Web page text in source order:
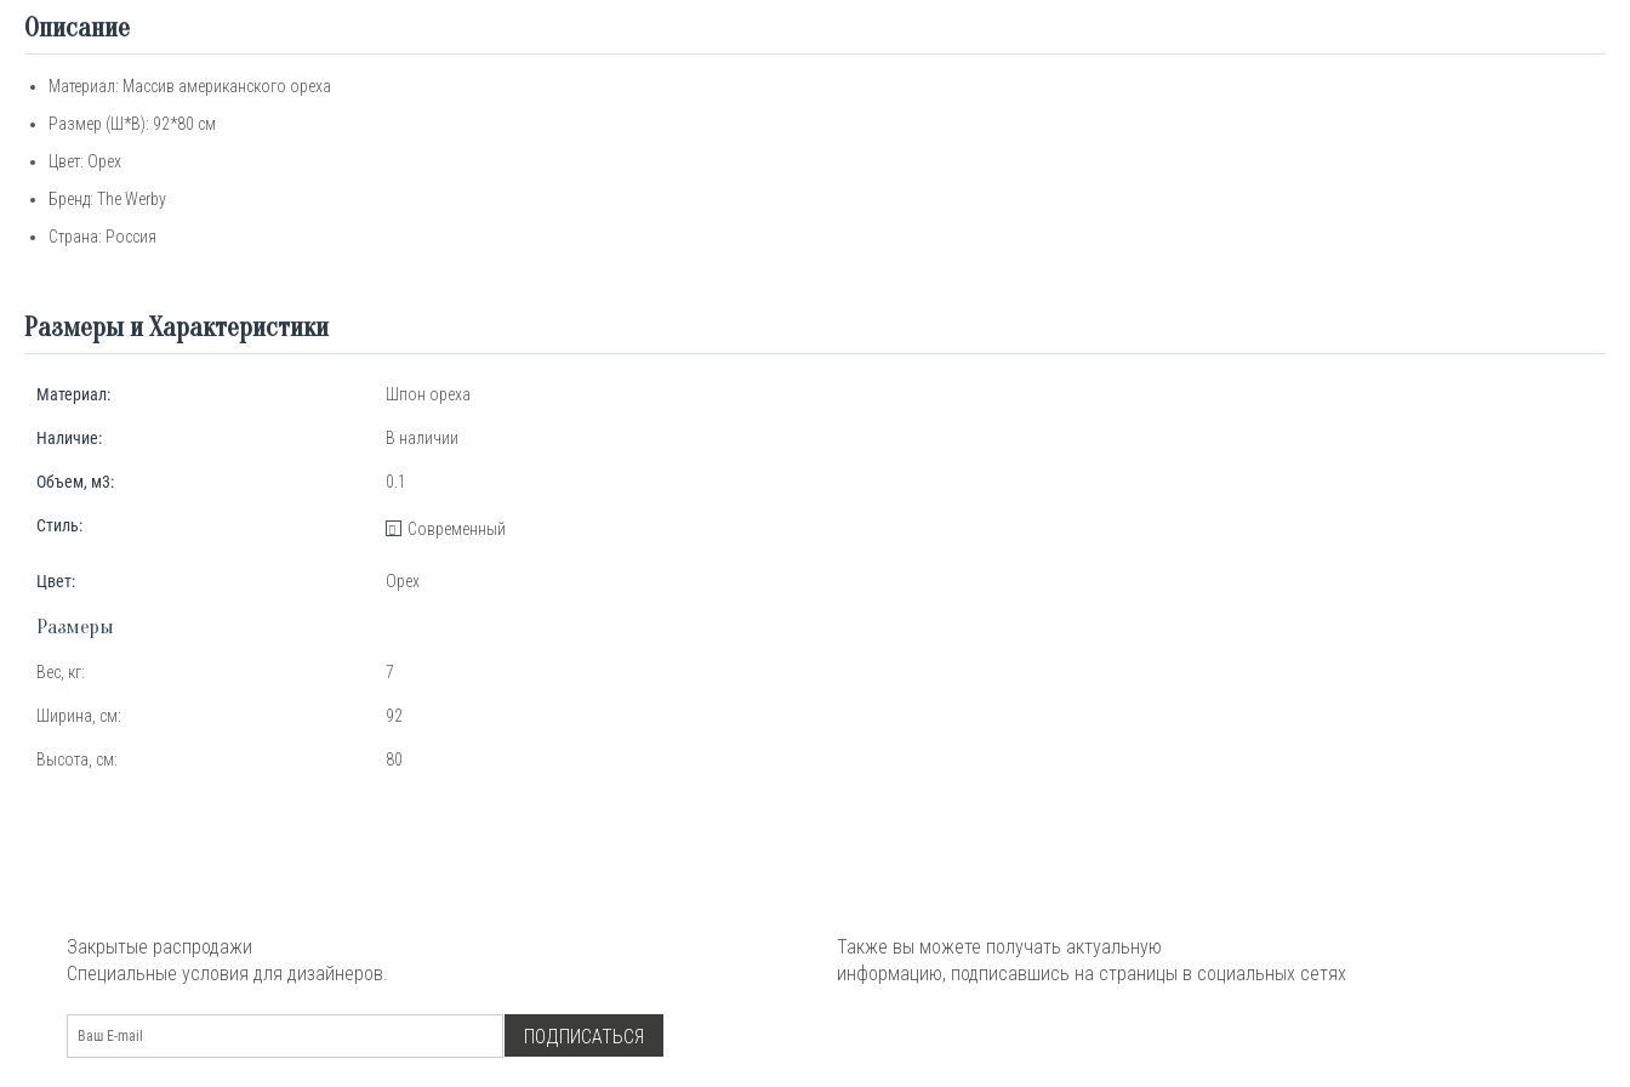
Описание
Материал: Массив американского ореха
Размер (Ш*В): 92*80 см
Цвет: Орех
Бренд: TheWerby
Страна: Россия
Размеры и Характеристики
Материал: Шпон ореха
Наличие: В наличии
Объем, м3: 0.1
Стиль: Современный
Цвет: Орех
Размеры
Вес, кг: 7
Ширина, см: 92
Высота, см: 80
Закрытые распродажи
Специальные условия для дизайнеров.
ПОДПИСАТЬСЯ
Также вы можете получать актуальную
информацию, подписавшись на страницы в социальных сетях